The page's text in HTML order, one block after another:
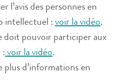
l’avis des personnes en
intellectuel : voir la vidéo.
doit pouvoir participer aux
:voir la vidéo.
d’informations en